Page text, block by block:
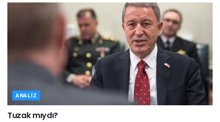
ANALIZ
Tuzak mıydı?